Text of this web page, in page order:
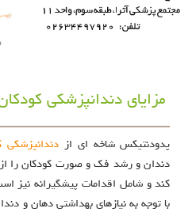
مزایای دندانپزشکی
پدودنتیکس شاخه ای ازدندانپزشکی
دندان و رشد فک و صورت کودکان را از
کند و شامل اقدامات پیشگیرانه نیز
با توجه به نیازهای بهداشتی دهان و